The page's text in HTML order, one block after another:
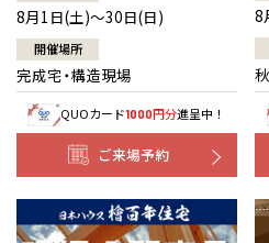
8月1日(土)～30日(日)
開催場所
完成宅・構造現場
QUOカード1000円分進呈中！
ご来場予約
8